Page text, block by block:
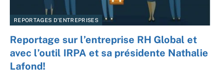
REPORTAGES D'ENTREPRISES
Reportage sur l’entreprise RH Global et
avec l’outil IRPA et sa présidente Nathalie
Lafond!